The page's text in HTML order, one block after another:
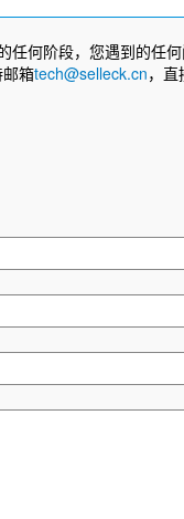
任何阶段，您遇到的任
箱tech@selleck.cn，